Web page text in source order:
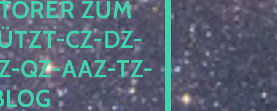
ZUM S
CZ-DZ-ZZ
AAZ-TZ-HZ
PE